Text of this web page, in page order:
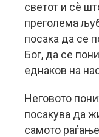
светот и сè
преголема
посака да се
Бог, да се
еднаков на
Неговото
посакува да
самото